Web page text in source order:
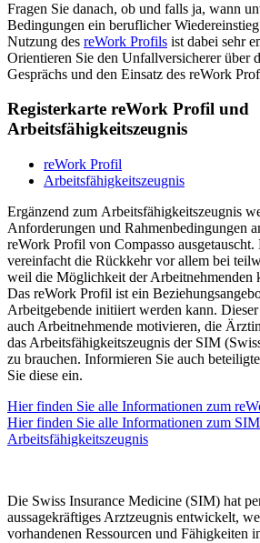
Fragen Sie danach, ob und falls ja, wann
Bedingungen ein beruflicher
Nutzung des reWork Profils ist dabei sehr
Orientieren Sie den Unfallversicherer über
Gesprächs und den Einsatz des reWork
Registerkarte reWork Profil und
Arbeitsfähigkeitszeugnis
reWork Profil
Arbeitsfähigkeitszeugnis
Ergänzend zum Arbeitsfähigkeitszeugnis
Anforderungen und Rahmenbedingungen
reWork Profil von Compasso
vereinfacht die Rückkehr vor allem bei
weil die Möglichkeit der Arbeitnehmenden
Das reWork Profil ist ein
Arbeitgebende initiiert werden kann.
auch Arbeitnehmende motivieren, die
das Arbeitsfähigkeitszeugnis der SIM
zu brauchen. Informieren Sie auch
Sie diese ein.
Hier finden Sie alle Informationen zum
Hier finden Sie alle Informationen zum
Arbeitsfähigkeitszeugnis
Die Swiss Insurance Medicine (SIM) hat
aussagekräftiges Arztzeugnis entwickelt,
vorhandenen Ressourcen und Fähigkeiten